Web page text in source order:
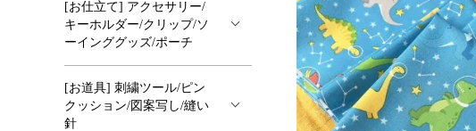
[お仕立て] アクセサリー/
キーホルダー/クリップ/ソ
ーインググッズ/ポーチ
[お道具] 刺繍ツール/ピン
クッション/図案写し/縫い
針